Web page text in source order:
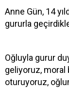
Anne Gün, 14
gururla
Oğluyla gurur
geliyoruz, moral
oturuyoruz,